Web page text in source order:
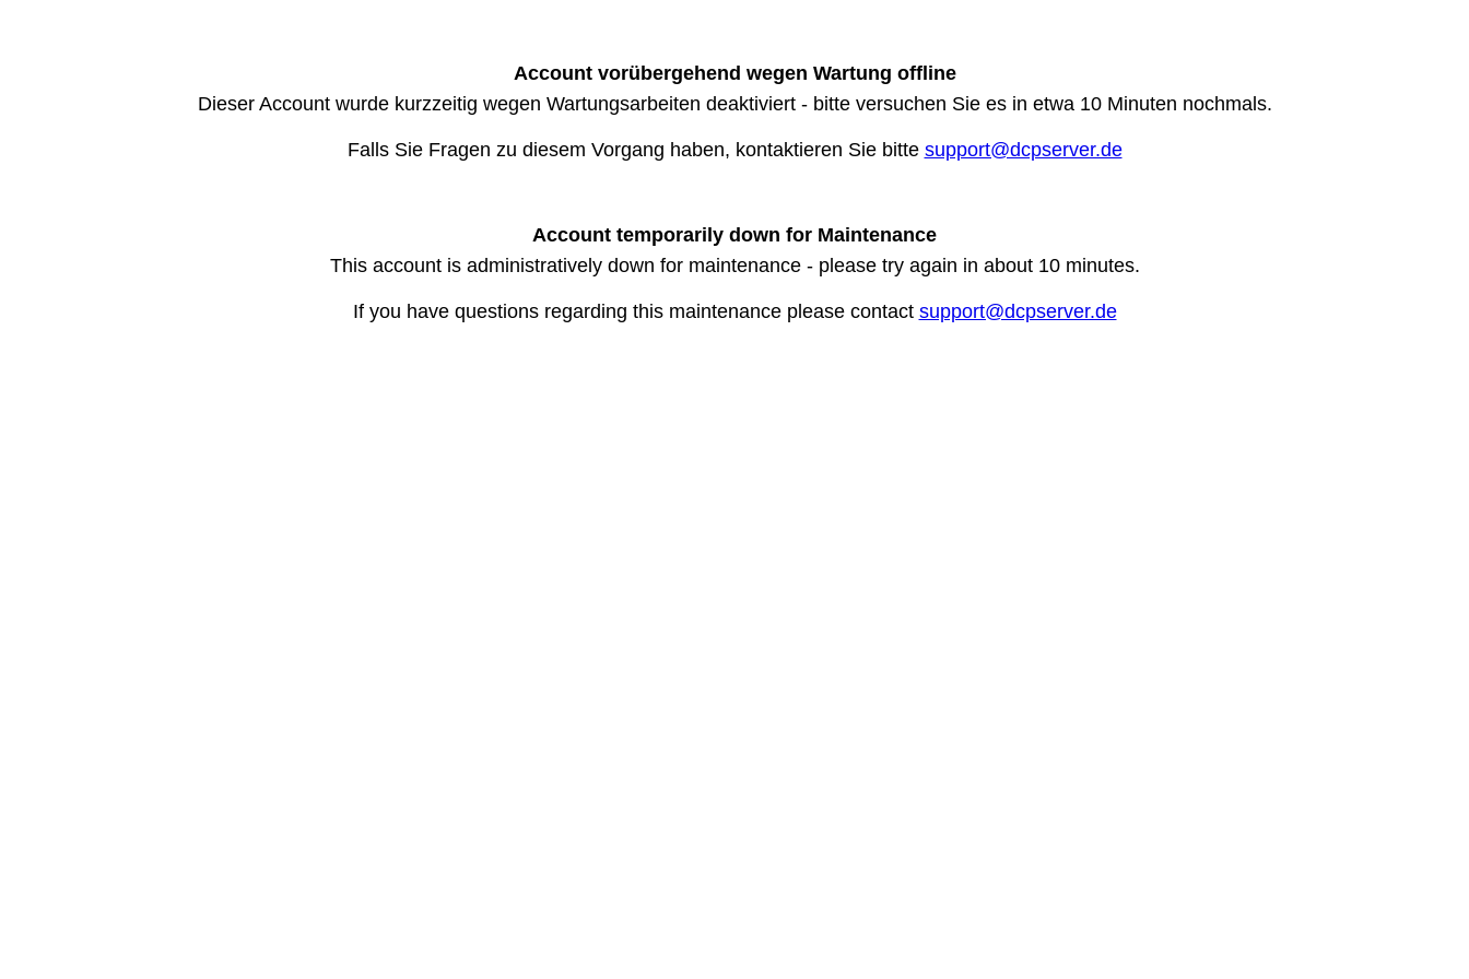
Account vorübergehend wegen Wartung offline
Dieser Account wurde kurzzeitig wegen Wartungsarbeiten deaktiviert - bitte versuchen Sie es in etwa 10 Minuten nochmals.
Falls Sie Fragen zu diesem Vorgang haben, kontaktieren Sie bitte support@dcpserver.de
Account temporarily down for Maintenance
This account is administratively down for maintenance - please try again in about 10 minutes.
If you have questions regarding this maintenance please contact support@dcpserver.de